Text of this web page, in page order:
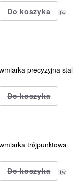
(w
precyzyjna stal
trójpunktowa
(w